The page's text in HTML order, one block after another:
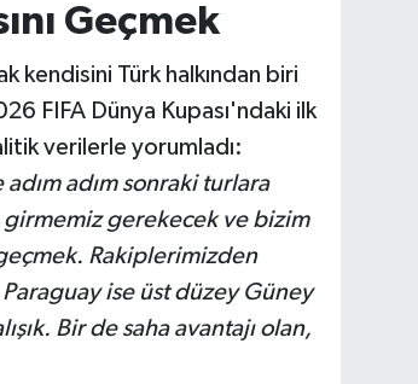
Geçmek
kendisini Türk halkından biri
FIFA Dünya Kupası'ndaki ilk
verilerle yorumladı:
adım sonraki turlara
gerekecek ve bizim
Rakiplerimizden
ise üst düzey Güney
Bir de saha avantajı olan,